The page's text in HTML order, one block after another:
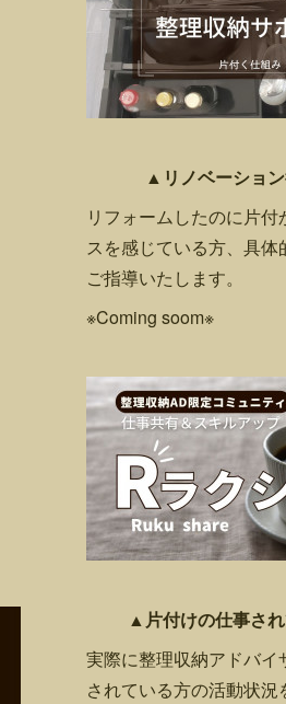
▲リノベーショ
リフォームしたのに片付
スを感じている方、具体
ご指導いたします。
※Coming soom※
▲片付けの仕事さ
実際に整理収納アドバイ
されている方の活動状